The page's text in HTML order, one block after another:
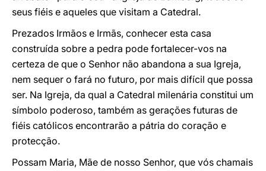
seus fiéis e aqueles que visitam a Catedral.
Prezados Irmãos e Irmãs, conhecer esta casa
construída sobre a pedra pode fortalecer-vos na
certeza de que o Senhor não abandona a sua Igreja,
nem sequer o fará no futuro, por mais difícil que possa
ser. Na Igreja, da qual a Catedral milenária constitui um
símbolo poderoso, também as gerações futuras de
fiéis católicos encontrarão a pátria do coração e
protecção.
Possam Maria, Mãe de nosso Senhor, que vós chamais